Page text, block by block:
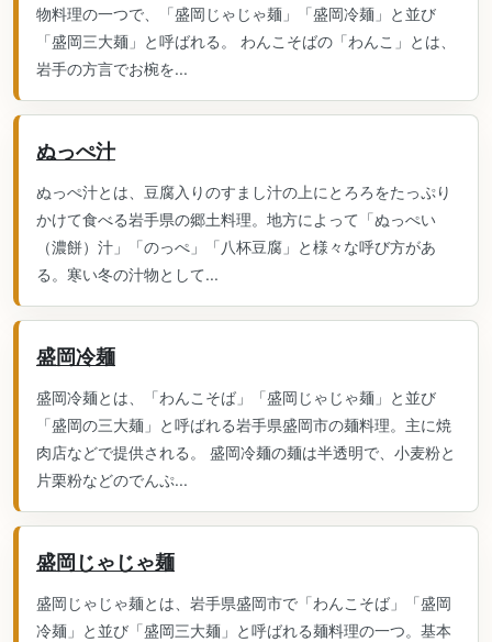
物料理の一つで、「盛岡じゃじゃ麺」「盛岡冷麺」と並び
「盛岡三大麺」と呼ばれる。 わんこそばの「わんこ」とは、
岩手の方言でお椀を...
ぬっぺ汁
ぬっぺ汁とは、豆腐入りのすまし汁の上にとろろをたっぷり
かけて食べる岩手県の郷土料理。地方によって「ぬっぺい
（濃餅）汁」「のっぺ」「八杯豆腐」と様々な呼び方があ
る。寒い冬の汁物として...
盛岡冷麺
盛岡冷麺とは、「わんこそば」「盛岡じゃじゃ麺」と並び
「盛岡の三大麺」と呼ばれる岩手県盛岡市の麺料理。主に焼
肉店などで提供される。 盛岡冷麺の麺は半透明で、小麦粉と
片栗粉などのでんぷ...
盛岡じゃじゃ麺
盛岡じゃじゃ麺とは、岩手県盛岡市で「わんこそば」「盛岡
冷麺」と並び「盛岡三大麺」と呼ばれる麺料理の一つ。基本